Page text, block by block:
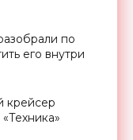
по
его внутри
крейсер